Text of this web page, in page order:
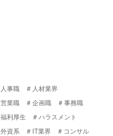
人事職
人材業界
営業職 企画職
事務職
福利厚生
ハラスメント
外資系 IT業界
コンサル